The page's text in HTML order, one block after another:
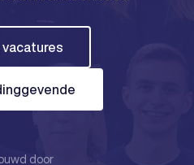
vacatures
door